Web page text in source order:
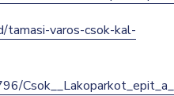
tamasi-varos-csok-kal-